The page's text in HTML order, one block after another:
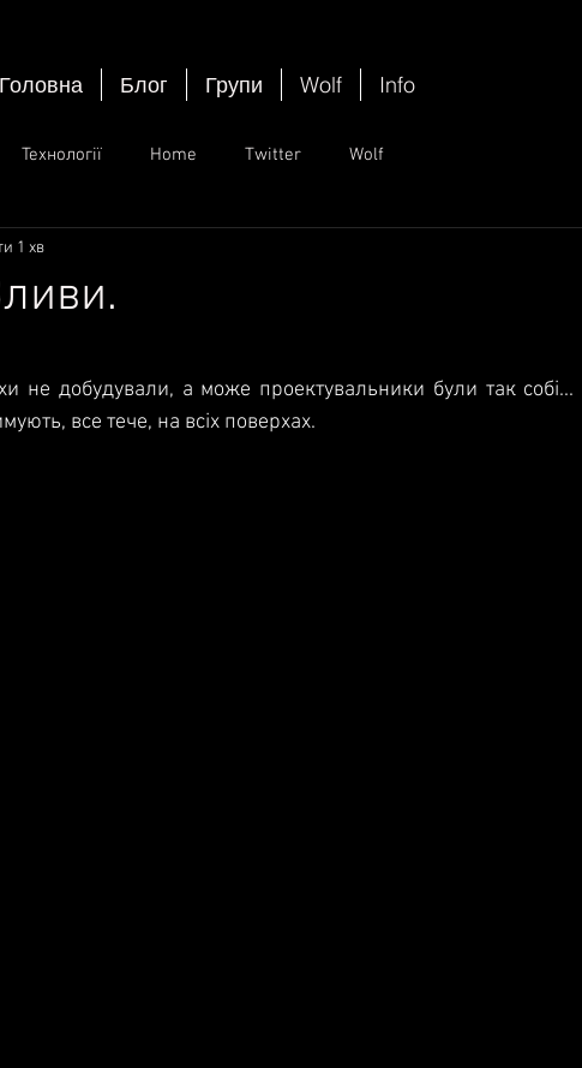
Головна Блог Групи Wolf Info
Технології Home Twitter Wolf
1 хв
не добудували, а може проектувальники були так
все тече, на всіх поверхах.